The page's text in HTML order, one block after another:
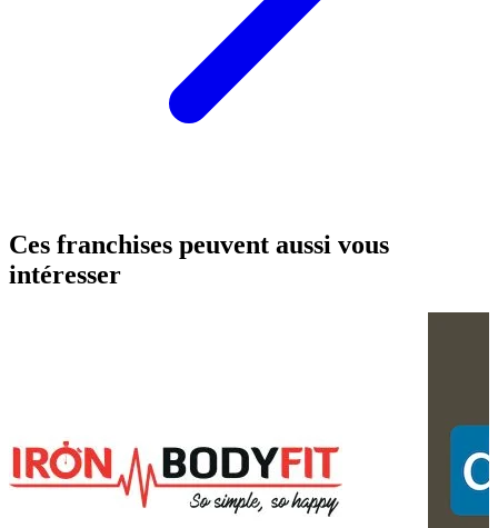
Ces franchises peuvent aussi vous
intéresser